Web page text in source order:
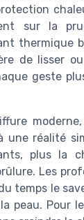
sur la
thermique
de lisser
geste
une réalité
plus la
Les
temps le
peau. Pour